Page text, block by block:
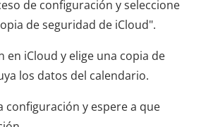
de configuración y seleccione
de seguridad de iCloud".
en iCloud y elige una copia de
los datos del calendario.
configuración y espere a que